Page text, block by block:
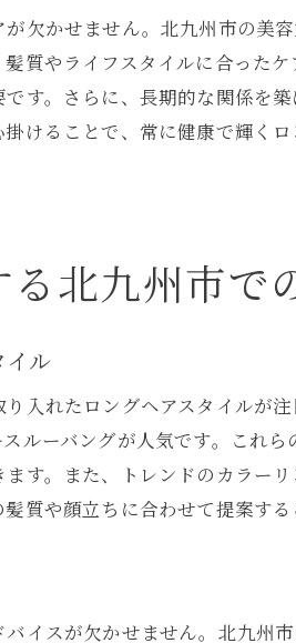
ラブル回避のためのヘアケアテ
美容室のプロが教えるシャンプー
しいロングヘアを維持するため
容室でのトリートメントメニュ
ロンスタイルを家庭でも再現す
九州市のサロンでの施術の流れ
容室で得た学びを日常に取り入
容師との共同作業で輝くヘアを
欠かせません。北九州市の美
質やライフスタイルに合った
す。さらに、長期的な関係を
けることで、常に健康で輝く
北九州市で
ル
入れたロングヘアスタイルが
ルーバングが人気です。これ
す。また、トレンドのカラー
質や顔立ちに合わせて提案す
イスが欠かせません。北九州